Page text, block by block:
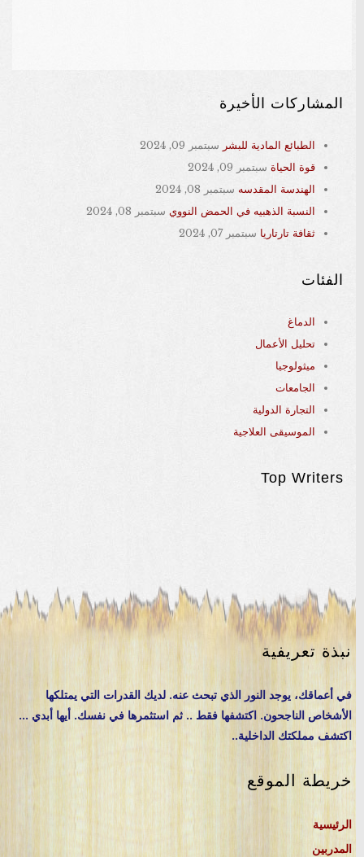
المشاركات الأخيرة
الطبائع المادية للبشر سبتمبر 09, 2024
قوة الحياة سبتمبر 09, 2024
الهندسة المقدسه سبتمبر 08, 2024
النسبة الذهبيه في الحمض النووي سبتمبر 08, 2024
ثقافة تارتاريا سبتمبر 07, 2024
الفئات
الدماغ
تحليل الأعمال
ميثولوجيا
الجامعات
التجارة الدولية
الموسيقى العلاجية
Top Writers
نبذة تعريفية
في أعماقك، يوجد النور الذي تبحث عنه. لديك القدرات التي يمتلكها
الأشخاص الناجحون. اكتشفها فقط .. ثم استثمرها في نفسك. أيها أبدي ...
اكتشف مملكتك الداخلية..
خريطة الموقع
الرئيسية
المدربين